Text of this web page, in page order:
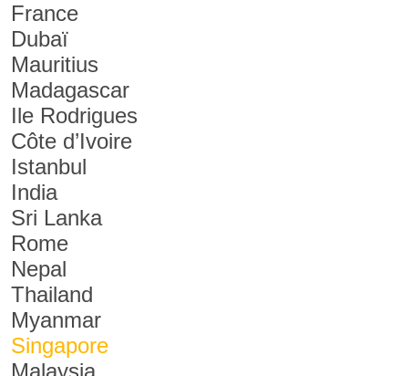
France
Dubaï
Mauritius
Madagascar
Ile Rodrigues
Côte d’Ivoire
Istanbul
India
Sri Lanka
Rome
Nepal
Thailand
Myanmar
Singapore
Malaysia